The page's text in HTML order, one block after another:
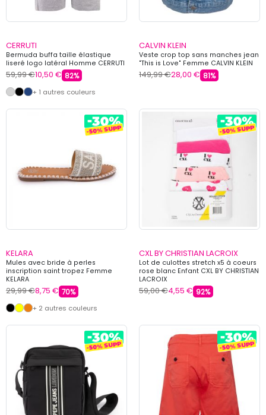
CERRUTI
Bermuda buffa taille élastique
liseré logo latéral Homme CERRUTI
59,99 €10,50 € 82%
+ 1 autres couleurs
CALVIN KLEIN
Veste crop top sans manches jean
"This is Love" Femme CALVIN KLEIN
149,99 €28,00 € 81%
KELARA
Mules avec bride à perles
inscription saint tropez Femme
KELARA
29,99 €8,75 € 70%
+ 2 autres couleurs
CXL BY CHRISTIAN LACROIX
Lot de culottes stretch x5 à coeurs
rose blanc Enfant CXL BY CHRISTIAN
LACROIX
59,00 €4,55 € 92%